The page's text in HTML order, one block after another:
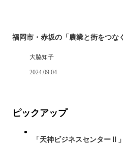
福岡市・赤坂の「農業と街をつな
大脇知子
2024.09.04
ピックアップ
「天神ビジネスセンター